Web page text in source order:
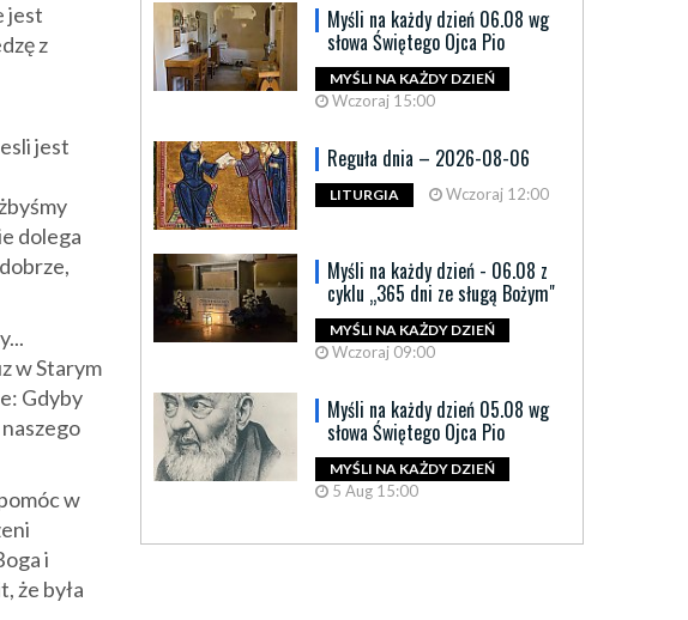
jest
z
jest
dolega
w Starym
Gdyby
w
i
że była
Myśli na każdy dzień 06.08 wg
słowa Świętego Ojca Pio
MYŚLI NA KAŻDY DZIEŃ
Wczoraj 15:00
Reguła dnia – 2026-08-06
LITURGIA Wczoraj 12:00
Myśli na każdy dzień - 06.08 z
cyklu „365 dni ze sługą Bożym"
MYŚLI NA KAŻDY DZIEŃ
Wczoraj 09:00
Myśli na każdy dzień 05.08 wg
słowa Świętego Ojca Pio
MYŚLI NA KAŻDY DZIEŃ
5 Aug 15:00